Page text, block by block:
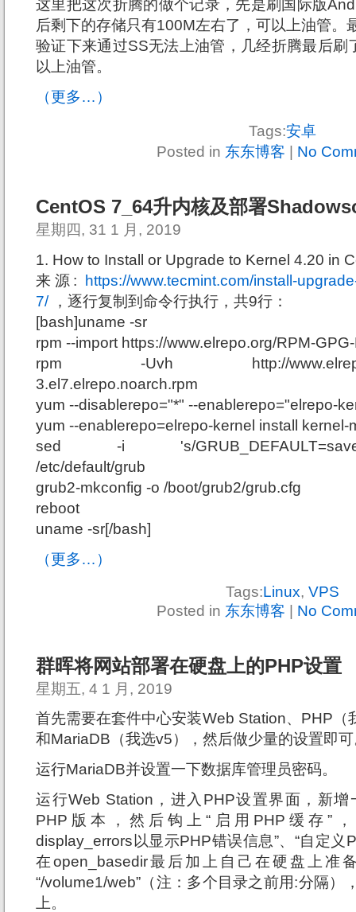
这里把这次折腾的做个记录，先是刷国际版
后剩下的存储只有100M左右了，可以上油管。
验证下来通过SS无法上油管，几经折腾最后刷
以上油管。
（更多…）
Tags:安卓
Posted in 东东博客 No
CentOS 7_64升内核及部署
星期四, 31 1 月, 2019
1. How to Install or Upgrade to Kernel 4.20 in
来源: https://www.tecmint.com/install-
7/，逐行复制到命令行执行，共9行：
[bash]uname -sr
rpm --import https://www.elrepo.org/RPM-
rpm -Uvh http://www.elrepo.org/
3.el7.elrepo.noarch.rpm
yum --disablerepo="*" --enablerepo="elrepo-
yum --enablerepo=elrepo-kernel install kernel-
sed -i 's/GRUB_DEFAULT=saved/
/etc/default/grub
grub2-mkconfig -o /boot/grub2/grub.cfg
reboot
uname -sr[/bash]
（更多…）
Tags:Linux, VPS
Posted in 东东博客 | No
群晖将网站部署在硬盘上的PHP设置
星期五, 4 1 月, 2019
首先需要在套件中心安装Web Station、PHP
和MariaDB（我选v5），然后做少量的设置即
运行MariaDB并设置一下数据库管理员密码。
运行Web Station，进入PHP设置界面，新
PHP版本，然后钩上“启用PHP缓存”，
display_errors以显示PHP错误信息”、“自定义
在open_basedir最后加上自己在硬盘上准
“/volume1/web”（注：多个目录之前用:分隔）
上。